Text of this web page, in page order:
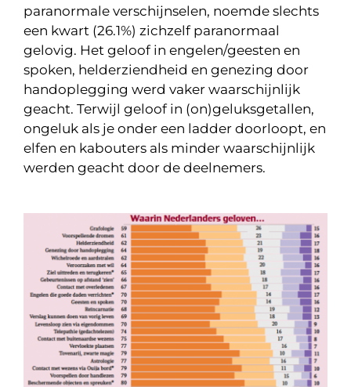
paranormale verschijnselen, noemde slechts
een kwart (26.1%) zichzelf paranormaal
gelovig. Het geloof in engelen/geesten en
spoken, helderziendheid en genezing door
handoplegging werd vaker waarschijnlijk
geacht. Terwijl geloof in (on)geluksgetallen,
ongeluk als je onder een ladder doorloopt, en
elfen en kabouters als minder waarschijnlijk
werden geacht door de deelnemers.